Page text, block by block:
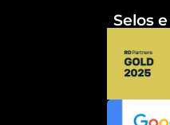
Selos